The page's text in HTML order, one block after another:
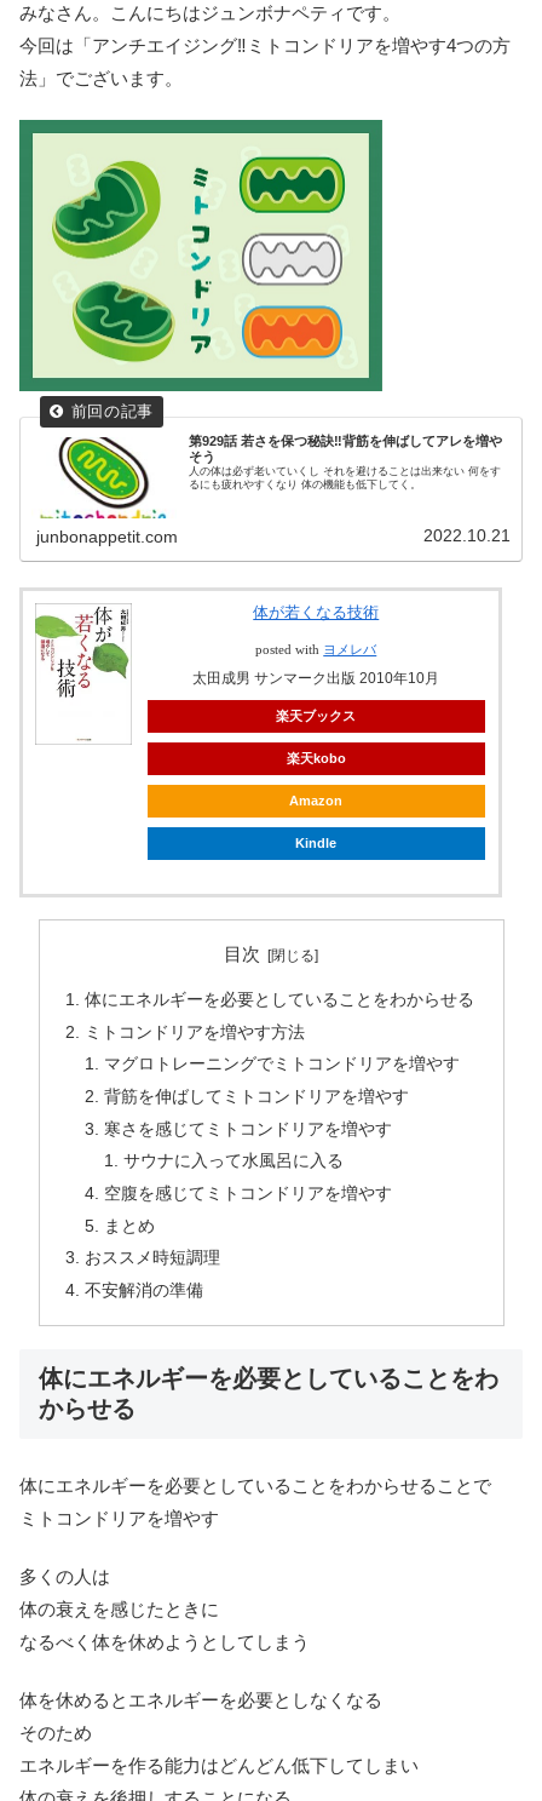
みなさん。こんにちはジュンボナペティです。
今回は「アンチエイジング‼ミトコンドリアを増やす4つの方
法」でございます。
第929話 若さを保つ秘訣‼背筋を伸ばしてアレを増や
そう
人の体は必ず老いていくし それを避けることは出来ない 何をす
るにも疲れやすくなり 体の機能も低下してく。
junbonappetit.com 2022.10.21
体が若くなる技術
posted with ヨメレバ
太田成男 サンマーク出版 2010年10月
楽天ブックス
楽天kobo
Amazon
Kindle
目次
体にエネルギーを必要としていることをわからせる
ミトコンドリアを増やす方法
マグロトレーニングでミトコンドリアを増やす
背筋を伸ばしてミトコンドリアを増やす
寒さを感じてミトコンドリアを増やす
サウナに入って水風呂に入る
空腹を感じてミトコンドリアを増やす
まとめ
おススメ時短調理
不安解消の準備
体にエネルギーを必要としていることをわ
からせる
体にエネルギーを必要としていることをわからせることで
ミトコンドリアを増やす
多くの人は
体の衰えを感じたときに
なるべく体を休めようとしてしまう
体を休めるとエネルギーを必要としなくなる
そのため
エネルギーを作る能力はどんどん低下してしまい